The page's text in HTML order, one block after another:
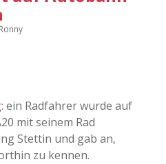
Ronny
: ein Radfahrer wurde auf
mit seinem Rad
Stettin und gab an,
zu kennen.